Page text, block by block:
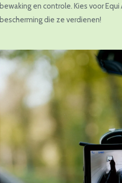
bewaking en controle. Kies voor
bescherming die ze verdienen!